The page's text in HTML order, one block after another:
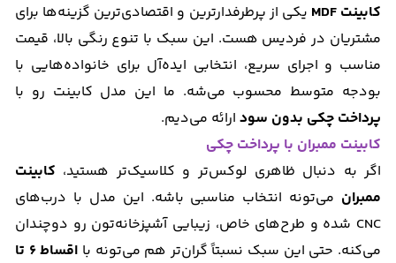
کابینت MDF
یکی از پرطرفدارترین و اقتصادی‌ترین گزینه‌ها برای
مشتریان در فردیس هست. این سبک با تنوع رنگی بالا، قیمت
مناسب و اجرای سریع، انتخابی ایده‌آل برای خانواده‌هایی با
بودجه متوسط محسوب می‌شه. ما این مدل کابینت رو با
پرداخت چکی بدون سود ارائه می‌دیم.
کابینت ممبران با پرداخت چکی
اگر به دنبال ظاهری لوکس‌تر و کلاسیک‌تر هستید، کابینت
ممبران می‌تونه انتخاب مناسبی باشه. این مدل با درب‌های
CNC شده و طرح‌های خاص، زیبایی آشپزخانه‌تون رو دوچندان
می‌کنه. حتی این سبک نسبتاً گران‌تر هم می‌تونه با
اقساط ۶ تا